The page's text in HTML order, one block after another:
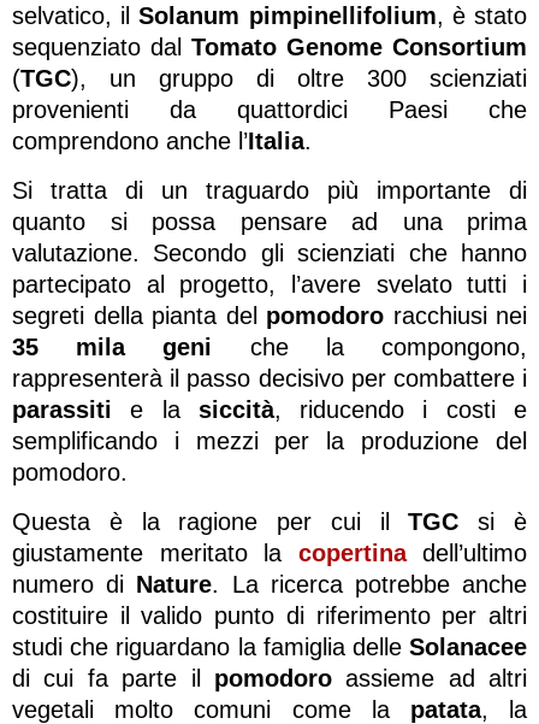
selvatico, ilSolanum pimpinellifolium, è stato
sequenziato dal Tomato Genome Consortium
(TGC), un gruppo di oltre 300 scienziati
provenienti da quattordici Paesi che
comprendono anche l’Italia.
Si tratta di un traguardo più importante di
quanto si possa pensare ad una prima
valutazione. Secondo gli scienziati che hanno
partecipato al progetto, l’avere svelato tutti i
segreti della pianta del pomodoro racchiusi nei
35 mila geni che la compongono,
rappresenterà il passo decisivo per combattere i
parassiti e la siccità, riducendo i costi e
semplificando i mezzi per la produzione del
pomodoro.
Questa è la ragione per cui ilTGC si è
giustamente meritato la copertinadell’ultimo
numero di Nature. La ricerca potrebbe anche
costituire il valido punto di riferimento per altri
studi che riguardano la famiglia delle Solanacee
di cui fa parte il pomodoroassieme ad altri
vegetali molto comuni come la patata, la